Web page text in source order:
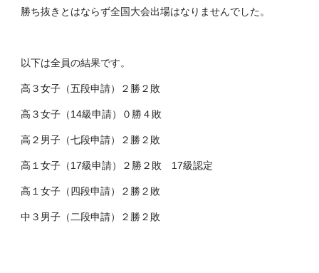
勝ち抜きとはならず全国大会出場はなりませんでした。
以下は全員の結果です。
高３女子（五段申請）２勝２敗
高３女子（14級申請）０勝４敗
高２男子（七段申請）２勝２敗
高１女子（17級申請）２勝２敗 17級認定
高１女子（四段申請）２勝２敗
中３男子（二段申請）２勝２敗